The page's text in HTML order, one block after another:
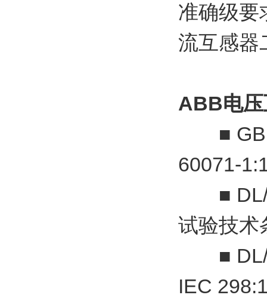
准确级要
流互感器
ABB电
■ GB
60071-
■ DL/T
试验技术
■ DL/T
IEC